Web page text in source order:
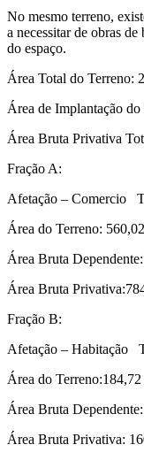
No mesmo terreno,
a necessitar de obras
do espaço.
Área Total do Terreno:
Área de Implantação
Área Bruta Privativa
Fração A:
Afetação – Comercio
Área do Terreno:
Área Bruta
Área Bruta
Fração B:
Afetação – Habitação
Área do Terreno:184,72
Área Bruta
Área Bruta Privativa: